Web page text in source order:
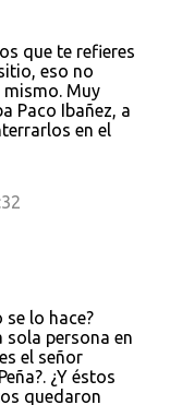
que te refieres
eso no
Muy
Paco Ibañez, a
en el
se lo hace?
sola persona en
el señor
¿Y éstos
quedaron